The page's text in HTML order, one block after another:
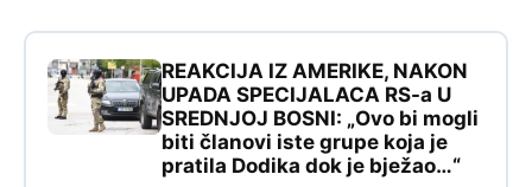
REAKCIJA IZ AMERIKE, NAKON
UPADA SPECIJALACA RS-a U
SREDNJOJ BOSNI: „Ovo bi mogli
biti članovi iste grupe koja je
pratila Dodika dok je bježao…“